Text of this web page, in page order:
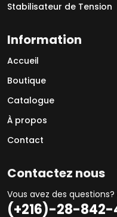
Stabilisateur de Tension
Information
Accueil
Boutique
Catalogue
À propos
Contact
Contactez nous
Vous avez des
(+216)-28-842-